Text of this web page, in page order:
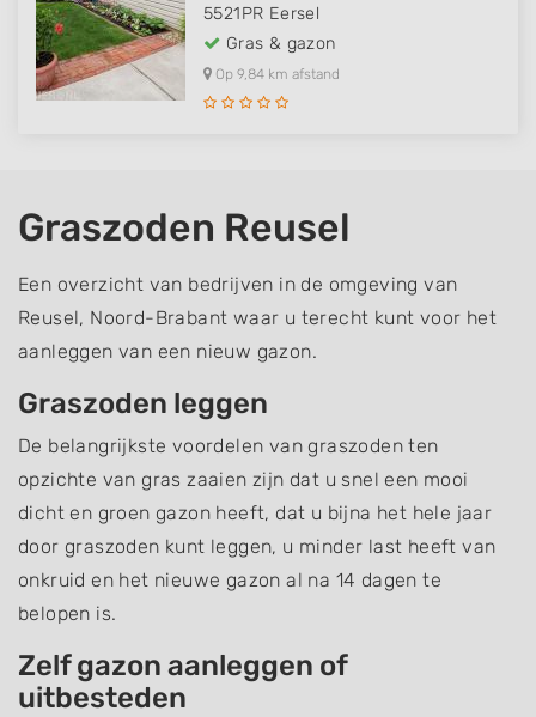
5521PR Eersel
Gras & gazon
Op 9,84 km afstand
Graszoden Reusel
Een overzicht van bedrijven in de omgeving van
Reusel, Noord-Brabant waar u terecht kunt voor het
aanleggen van een nieuw gazon.
Graszoden leggen
De belangrijkste voordelen van graszoden ten
opzichte van gras zaaien zijn dat u snel een mooi
dicht en groen gazon heeft, dat u bijna het hele jaar
door graszoden kunt leggen, u minder last heeft van
onkruid en het nieuwe gazon al na 14 dagen te
belopen is.
Zelf gazon aanleggen of
uitbesteden